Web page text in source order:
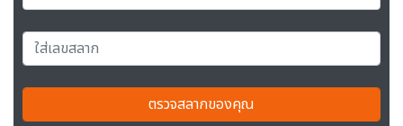
ตรวจสลากของคุณ